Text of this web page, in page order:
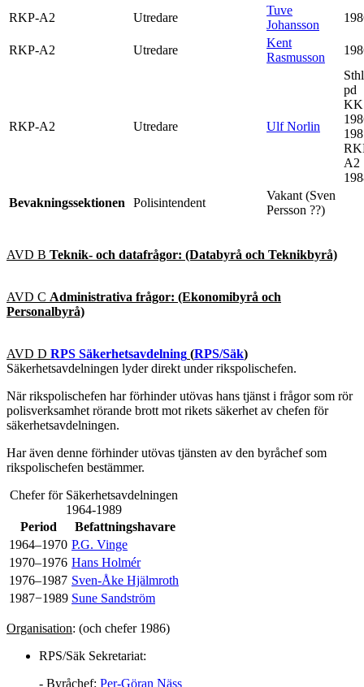
RKP-A2 Utredare
Tuve
Johansson
RKP-A2 Utredare
Kent
Rasmusson
RKP-A2 Utredare Ulf Norlin
pd
A2
Bevakningssektionen
Polisintendent
Vakant (Sven
Persson ??)
AVD B Teknik- och datafrågor: (Databyrå och Teknikbyrå)
AVD C Administrativa frågor: (Ekonomibyrå och
Personalbyrå)
AVD D RPS Säkerhetsavdelning (RPS/Säk)
Säkerhetsavdelningen lyder direkt under rikspolischefen.
När rikspolischefen har förhinder utövas hans tjänst i frågor som rör
polisverksamhet rörande brott mot rikets säkerhet av chefen för
säkerhetsavdelningen.
Har även denne förhinder utövas tjänsten av den byråchef som
rikspolischefen bestämmer.
Chefer för Säkerhetsavdelningen
1964-1989
Period
Befattningshavare
1964–1970 P.G. Vinge
1970–1976 Hans Holmér
1976–1987 Sven-Åke Hjälmroth
1987−1989 Sune Sandström
Organisation: (och chefer 1986)
RPS/Säk Sekretariat:
- Byråchef: Per-Göran Näss